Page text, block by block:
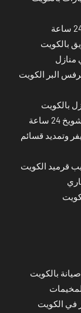
بالكويت
منازل
البر الكويت
بالكويت
ساعة
وتمديد قسائم
قرميد الكويت
بالكويت